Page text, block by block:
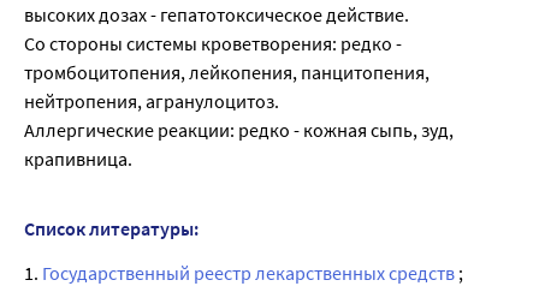
высоких дозах - гепатотоксическое действие.
Со стороны системы кроветворения: редко -
тромбоцитопения, лейкопения, панцитопения,
нейтропения, агранулоцитоз.
Аллергические реакции: редко - кожная сыпь, зуд,
крапивница.
Список литературы:
1. Государственный реестр лекарственных средств ;